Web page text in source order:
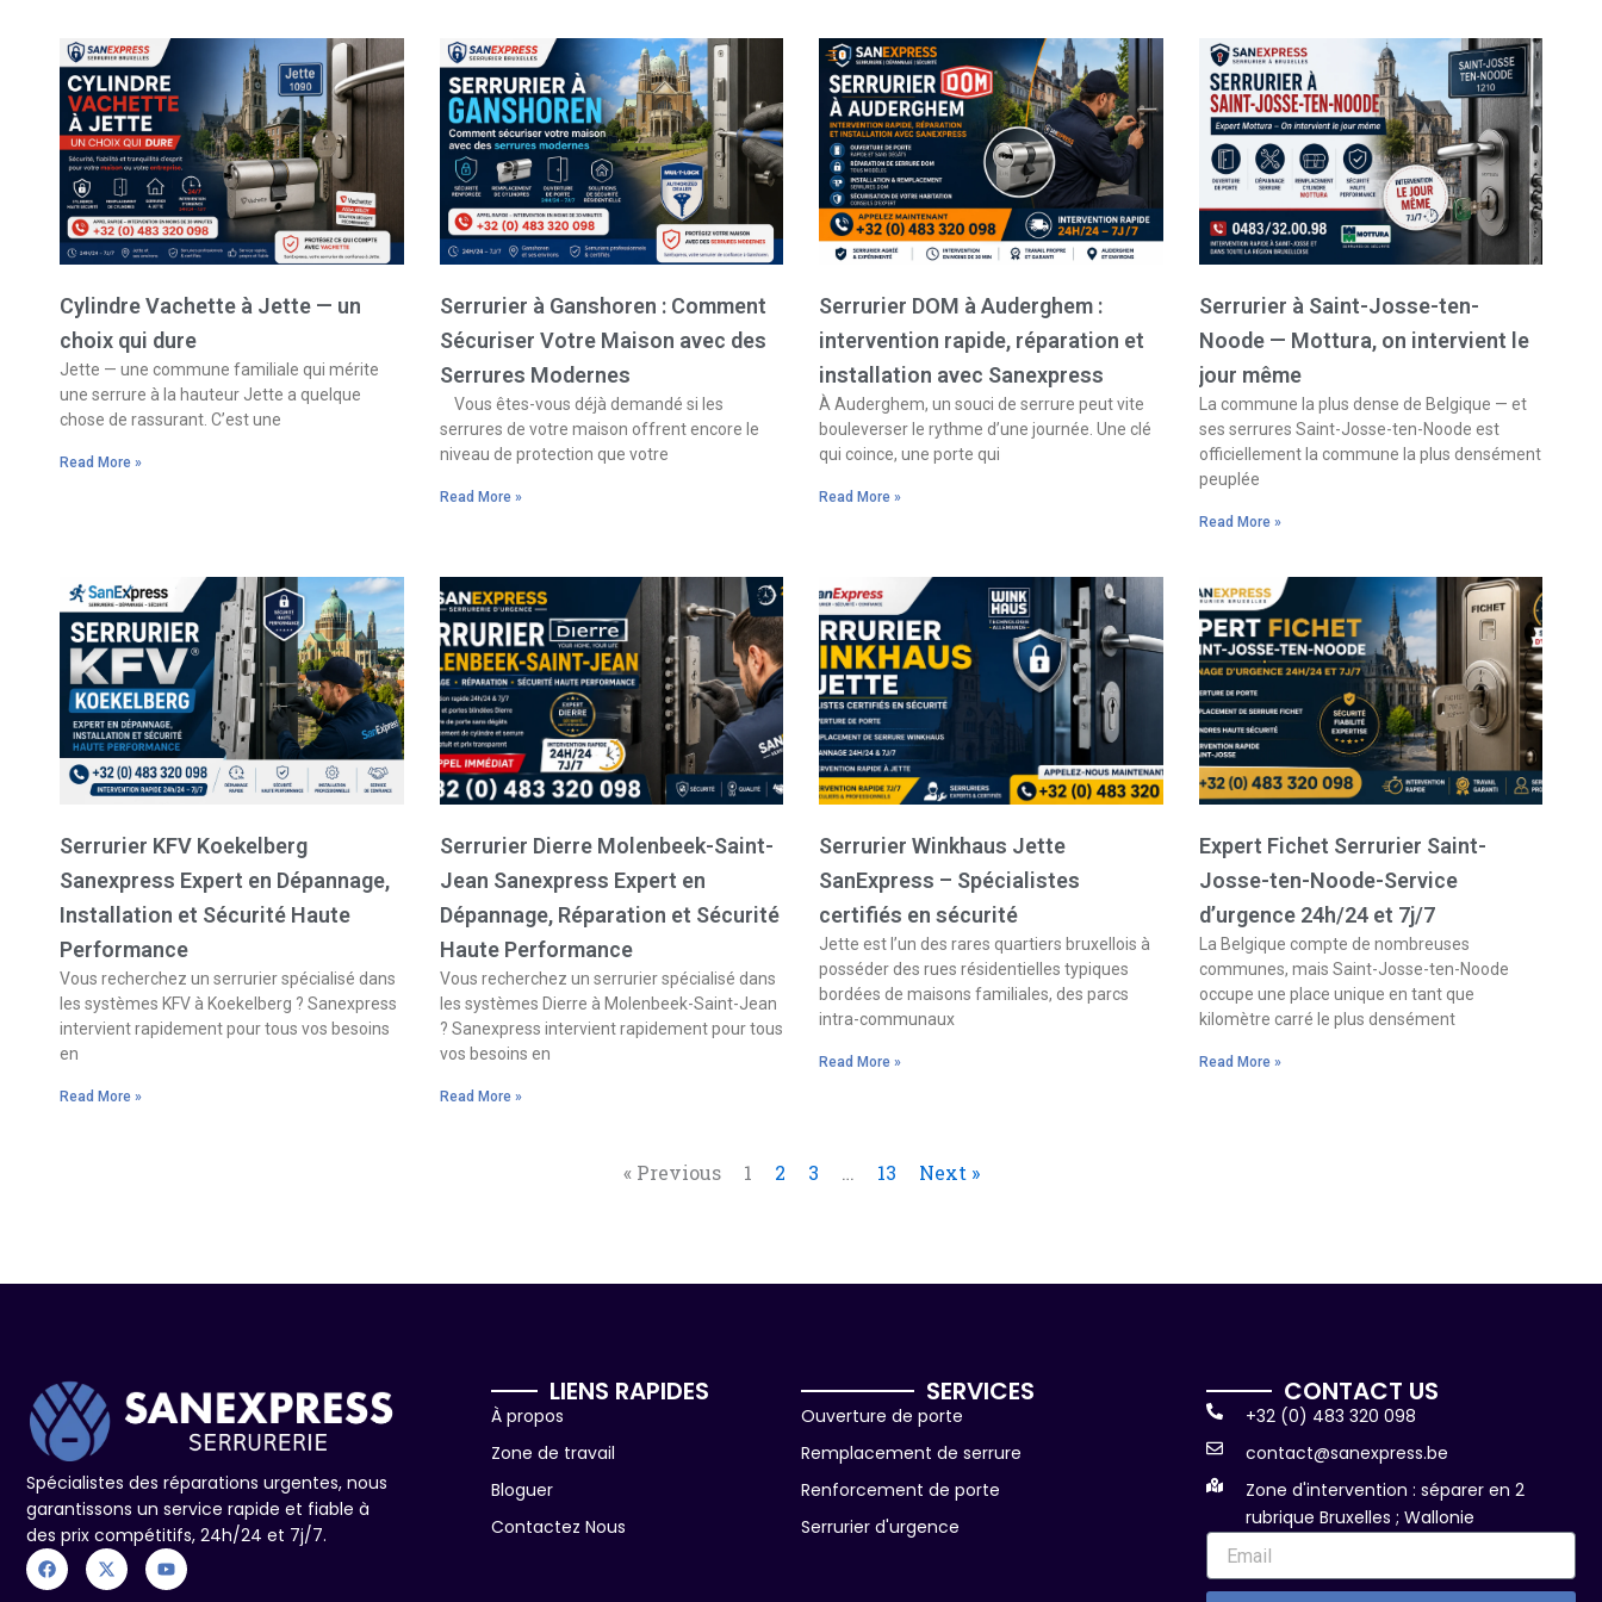
Cylindre Vachette à Jette — un
choix qui dure
Jette — une commune familiale qui mérite
une serrure à la hauteur Jette a quelque
chose de rassurant. C’est une
Read More »
Serrurier à Ganshoren : Comment
Sécuriser Votre Maison avec des
Serrures Modernes
Vous êtes-vous déjà demandé si les
serrures de votre maison offrent encore le
niveau de protection que votre
Read More »
Serrurier DOM à Auderghem :
intervention rapide, réparation et
installation avec Sanexpress
À Auderghem, un souci de serrure peut vite
bouleverser le rythme d’une journée. Une clé
qui coince, une porte qui
Read More »
Serrurier à Saint-Josse-ten-
Noode — Mottura, on intervient le
jour même
La commune la plus dense de Belgique — et
ses serrures Saint-Josse-ten-Noode est
officiellement la commune la plus densément
peuplée
Read More »
Serrurier KFV Koekelberg
Sanexpress Expert en Dépannage,
Installation et Sécurité Haute
Performance
Vous recherchez un serrurier spécialisé dans
les systèmes KFV à Koekelberg ? Sanexpress
intervient rapidement pour tous vos besoins
en
Read More »
Serrurier Dierre Molenbeek-Saint-
Jean Sanexpress Expert en
Dépannage, Réparation et Sécurité
Haute Performance
Vous recherchez un serrurier spécialisé dans
les systèmes Dierre à Molenbeek-Saint-Jean
? Sanexpress intervient rapidement pour tous
vos besoins en
Read More »
Serrurier Winkhaus Jette
SanExpress – Spécialistes
certifiés en sécurité
Jette est l’un des rares quartiers bruxellois à
posséder des rues résidentielles typiques
bordées de maisons familiales, des parcs
intra-communaux
Read More »
Expert Fichet Serrurier Saint-
Josse-ten-Noode-Service
d’urgence 24h/24 et 7j/7
La Belgique compte de nombreuses
communes, mais Saint-Josse-ten-Noode
occupe une place unique en tant que
kilomètre carré le plus densément
Read More »
« Previous 1 2
Page
3 …
Page
13 Next »
Spécialistes des réparations urgentes, nous
garantissons un service rapide et fiable à
des prix compétitifs, 24h/24 et 7j/7.
F
a
c
X
-
t
Y
o
u
LIENS RAPIDES
À propos
Zone de travail
Bloguer
Contactez Nous
SERVICES
Ouverture de porte
Remplacement de serrure
Renforcement de porte
Serrurier d'urgence
CONTACT US
+32 (0) 483 320 098
contact@sanexpress.be
Zone d'intervention : séparer en 2
rubrique Bruxelles ; Wallonie